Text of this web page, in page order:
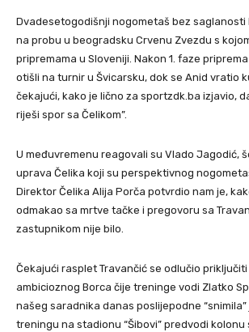
Dvadesetogodišnji nogometaš bez saglanosti
na probu u beogradsku Crvenu Zvezdu s
pripremama u Sloveniji. Nakon 1. faze
otišli na turnir u Švicarsku, dok se Anid vratio
čekajući, kako je lično za sportzdk.ba izjavio,
riješi spor sa Čelikom”.
U međuvremenu reagovali su Vlado Jagodić,
uprava Čelika koji su perspektivnog
Direktor Čelika Alija Porča potvrdio nam je,
odmakao sa mrtve tačke i pregovoru sa
zastupnikom nije bilo.
Čekajući rasplet Travančić se odlučio
ambicioznog Borca čije treninge vodi Zlatko
našeg saradnika danas poslijepodne
treningu na stadionu “Šibovi” predvodi kolonu